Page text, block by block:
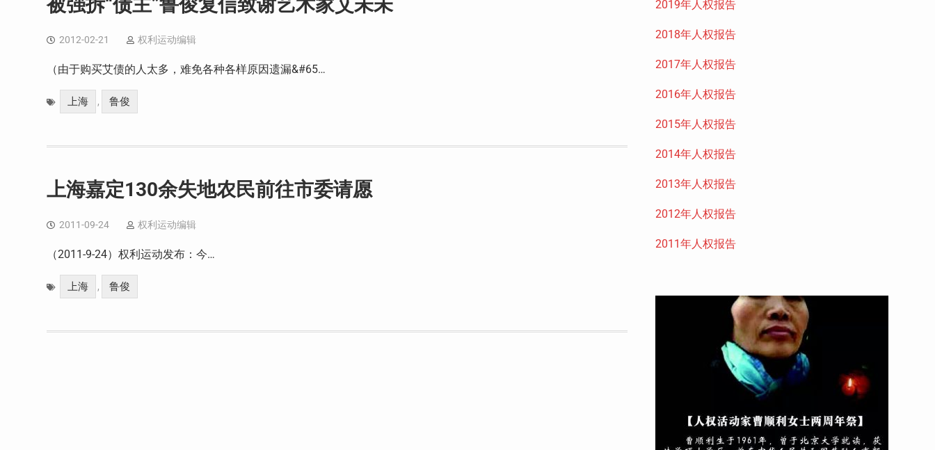
被强拆“债主”鲁俊复信致谢艺术家艾未未
2012-02-21 权利运动编辑
（由于购买艾债的人太多，难免各种各样原因遗漏&#65…
上海 , 鲁俊
上海嘉定130余失地农民前往市委请愿
2011-09-24 权利运动编辑
（2011-9-24）权利运动发布：今…
上海 , 鲁俊
2019年人权报告
2018年人权报告
2017年人权报告
2016年人权报告
2015年人权报告
2014年人权报告
2013年人权报告
2012年人权报告
2011年人权报告